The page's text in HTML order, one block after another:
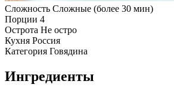
Сложность Сложные (более 30 мин)
Порции 4
Острота Не остро
Кухня Россия
Категория Говядина
Ингредиенты